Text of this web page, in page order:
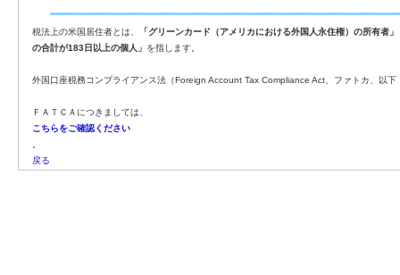
税法上の米国居住者とは、
「グリーンカード（アメリカにおける外国人永住権）の所有
の合計が183日以上の個人」 を指します。
外国口座税務コンプライアンス法（Foreign Account Tax Compliance Act、ファトカ、以
ＦＡＴＣＡにつきましては、
こちらをご確認ください
戻る